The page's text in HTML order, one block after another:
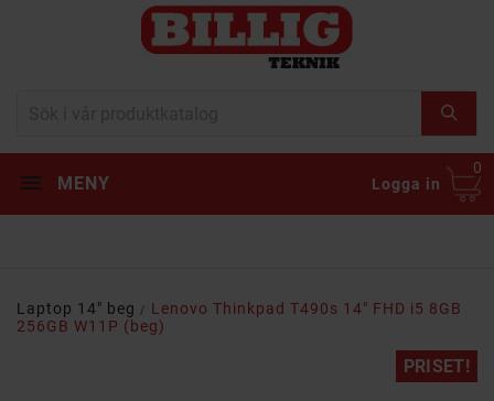
MENY Logga in
0
Laptop 14" beg
Lenovo Thinkpad T490s 14" FHD i5 8GB
256GB W11P (beg)
PRISET!